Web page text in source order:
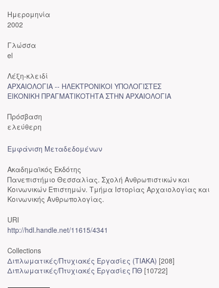
Ημερομηνία
2002
Γλώσσα
el
Λέξη-κλειδί
ΑΡΧΑΙΟΛΟΓΙΑ -- ΗΛΕΚΤΡΟΝΙΚΟΙ ΥΠΟΛΟΓΙΣΤΕΣ
ΕΙΚΟΝΙΚΗ ΠΡΑΓΜΑΤΙΚΟΤΗΤΑ ΣΤΗΝ ΑΡΧΑΙΟΛΟΓΙΑ
Πρόσβαση
ελεύθερη
Εμφάνιση Μεταδεδομένων
Ακαδημαϊκός Εκδότης
Πανεπιστήμιο Θεσσαλίας. Σχολή Ανθρωπιστικών και
Κοινωνικών Επιστημών. Τμήμα Ιστορίας Αρχαιολογίας και
Κοινωνικής Ανθρωπολογίας.
URI
http://hdl.handle.net/11615/4341
Collections
Διπλωματικές/Πτυχιακές Εργασίες (ΤΙΑΚΑ) [208]
Διπλωματικές/Πτυχιακές Εργασίες ΠΘ [10722]